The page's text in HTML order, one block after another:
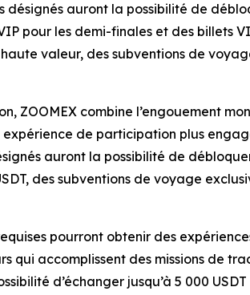
auront la possibilité de
pour les demi-finales et des billets
valeur, des subventions de
ZOOMEX combine l’engouement
de participation plus
auront la possibilité de
des subventions de voyage
pourront obtenir des
qui accomplissent des missions de
d’échanger jusqu’à 5 000